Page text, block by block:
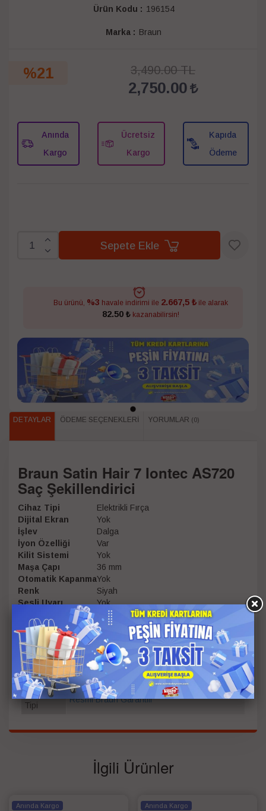
Ürün Kodu : 196154
Marka : Braun
%21 3,490.00 TL
2,750.00
Anında
Kargo
Ücretsiz
Kargo
Kapıda
Ödeme
Sepete Ekle
Bu ürünü, %3 havale indirimi ile 2.667,5 ₺ile alarak
82.50 ₺kazanabilirsin!
DETAYLAR ÖDEME SEÇENEKLERI YORUMLAR (0)
Braun Satin Hair 7 Iontec AS720
Saç Şekillendirici
Cihaz Tipi
Elektrikli Fırça
Dijital Ekran
Yok
İşlev
Dalga
İyon Özelliği
Var
Kilit Sistemi
Yok
Maşa Çapı
36 mm
Otomatik KapanmaYok
Renk
Siyah
Sesli Uyarı
Yok
Renk
Siyah
Garanti
Süresi
(Yıl)
2
Garanti
Tipi
Resmi Braun Garantili
İlgili Ürünler
Anında Kargo Anında Kargo